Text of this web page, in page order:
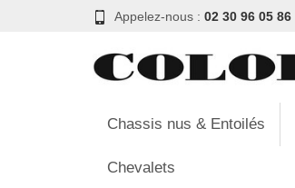
Appelez-nous : 02 30 96 05 86
Chassis nus & Entoilés
Chevalets